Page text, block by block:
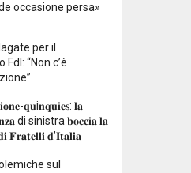
occasione persa»
per il
“Non c’è
𝐪𝐮i𝐧𝐪𝐮𝐢𝐞𝐬: 𝐥𝐚
di sinistra 𝐛𝐨𝐜𝐜𝐢𝐚 𝐥𝐚
𝐅𝐫𝐚𝐭𝐞𝐥𝐥𝐢 𝐝’𝐈𝐭𝐚𝐥𝐢𝐚
sul